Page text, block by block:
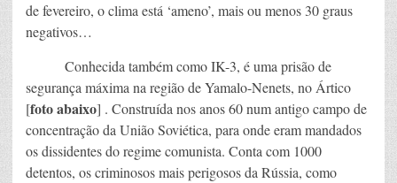
de fevereiro, o clima está ‘ameno’, mais ou menos 30 graus
negativos…
Conhecida também como IK-3, é uma prisão de
segurança máxima na região de Yamalo-Nenets, no Ártico
[foto abaixo] . Construída nos anos 60 num antigo campo de
concentração da União Soviética, para onde eram mandados
os dissidentes do regime comunista. Conta com 1000
detentos, os criminosos mais perigosos da Rússia, como